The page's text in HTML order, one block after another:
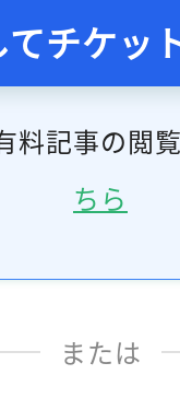
チケッ
料記事の閲
ちら
または